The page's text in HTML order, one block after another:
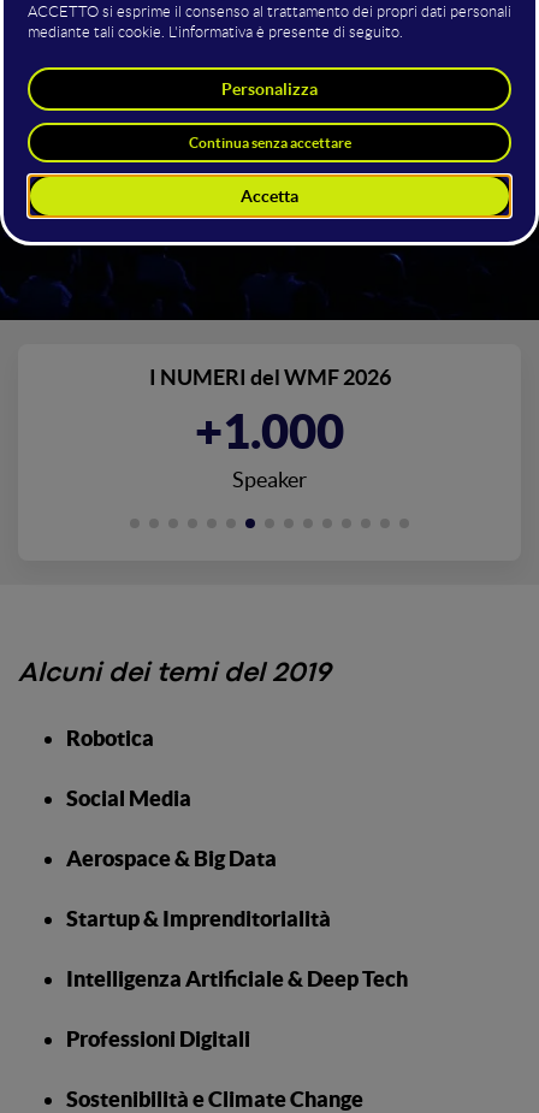
Web Marketing Festival 2019
RIMINI / PALACONGRESSI
20/21/22 GIUGNO 2019 - 7^ EDIZIONE
I NUMERI del WMF 2026
+1.000
Speaker
Alcuni dei temi del 2019
Robotica
Social Media
Aerospace & Big Data
Startup & Imprenditorialità
Intelligenza Artificiale & Deep Tech
Professioni Digitali
Sostenibilità e Climate Change